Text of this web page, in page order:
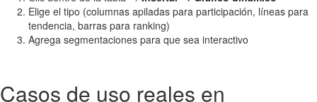
Elige el tipo (columnas apiladas para participación, líneas para
tendencia, barras para ranking)
Agrega segmentaciones para que sea interactivo
Casos de uso reales en